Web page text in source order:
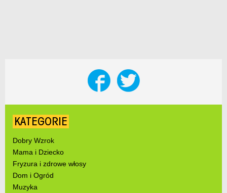
KATEGORIE
Dobry Wzrok
Mama i Dziecko
Fryzura i zdrowe włosy
Dom i Ogród
Muzyka